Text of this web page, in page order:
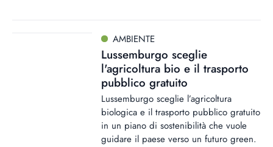
AMBIENTE
Lussemburgo sceglie
l'agricoltura bio e il trasporto
pubblico gratuito
Lussemburgo sceglie l’agricoltura
biologica e il trasporto pubblico gratuito
in un piano di sostenibilità che vuole
guidare il paese verso un futuro green.